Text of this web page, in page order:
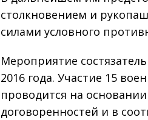
столкновением и
силами условного
Мероприятие
2016 года. Участие 15
проводится на
договоренностей и в